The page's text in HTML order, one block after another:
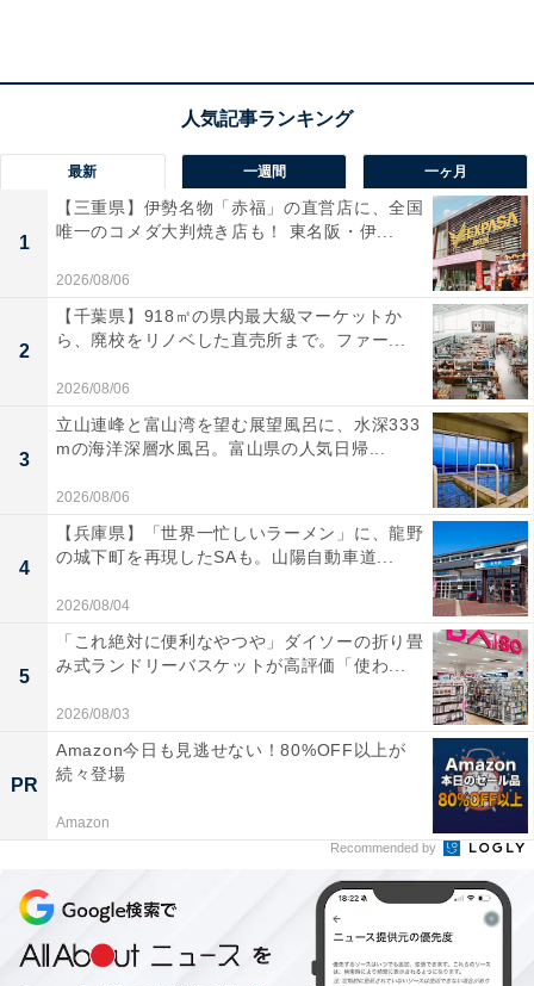
付録は「ぷっくりシールてづくりキット」と「A7シール
帳」の豪華セット。透明なぷっくりシールに裏からクリ
アシールを貼るだけで、なんと全部で40枚以上ものぷっ
くりシールが完成します。クリア素材がかわいいA7シー
ル帳にはリフィルシートが2枚付き、表紙部分にはポケ
ットも完備。手作りの楽しみと、出来上がったシールを
かわいく収納する楽しみを両方味わえる仕様です。
大人気キャラが大集合！アイテムデコや小物づく
サンリオキャラクターズ、すみっコぐらし、ちいかわ、
もちもちぱんだ、オバケーヌ、リラックマと、超人気キ
ャラクターたちが大集合。作ったぷっくりシールでお気
に入りアイテムをデコったり、ヘアピンやキーホルダー
最新 一週間 一ヶ月
1
【三重県】伊勢名物「赤福」の直営店に、全国
唯一のコメダ大判焼き店も！ 東名阪・伊...
2026/08/06
2
【千葉県】918㎡の県内最大級マーケットか
ら、廃校をリノベした直売所まで。ファー...
2026/08/06
3
立山連峰と富山湾を望む展望風呂に、水深333
mの海洋深層水風呂。富山県の人気日帰...
2026/08/06
4
【兵庫県】「世界一忙しいラーメン」に、龍野
の城下町を再現したSAも。山陽自動車道...
2026/08/04
5
「これ絶対に便利なやつや」ダイソーの折り畳
み式ランドリーバスケットが高評価「使わ...
2026/08/03
PR
Amazon今日も見逃せない！80%OFF以上が
続々登場
Amazon
Recommended by